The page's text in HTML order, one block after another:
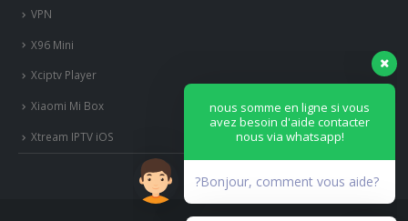
VPN
X96 Mini
Xciptv Player
Xiaomi Mi Box
Xtream IPTV iOS
avez besoin d'aide contacter
nous via whatsapp!
?Bonjour, comment vous aide?